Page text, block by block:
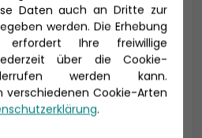
Daten auch an Dritte zur
werden. Die Erhebung
erfordert Ihre freiwillige
über die Cookie-
werden kann.
verschiedenen Cookie-Arten
.